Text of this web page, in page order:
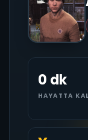
0 dk
HAYATTA